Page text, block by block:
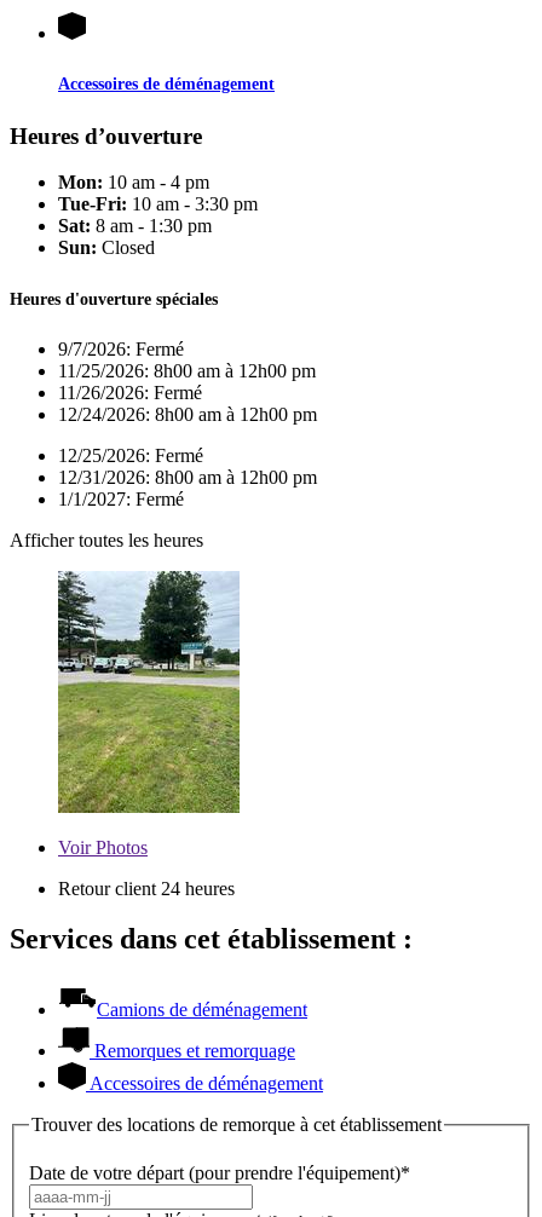
Accessoires de déménagement
Heures d’ouverture
Mon: 10 am - 4 pm
Tue-Fri: 10 am - 3:30 pm
Sat: 8 am - 1:30 pm
Sun: Closed
Heures d'ouverture spéciales
9/7/2026: Fermé
11/25/2026: 8h00 am à 12h00 pm
11/26/2026: Fermé
12/24/2026: 8h00 am à 12h00 pm
12/25/2026: Fermé
12/31/2026: 8h00 am à 12h00 pm
1/1/2027: Fermé
Afficher toutes les heures
VoirPhotos
Retour client 24 heures
Services dans cet établissement :
Camions de déménagement
Remorques et remorquage
Accessoires de déménagement
Trouver des locations de remorque à cet établissement
Date de votre départ (pour prendre l'équipement)*